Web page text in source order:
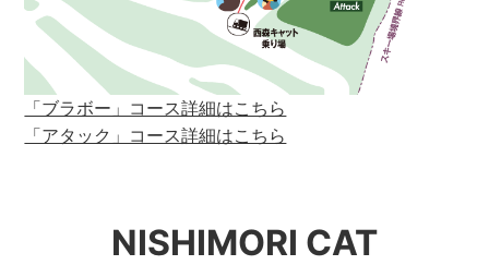
「ブラボー」コース詳細はこちら
「アタック」コース詳細はこちら
NISHIMORI CAT